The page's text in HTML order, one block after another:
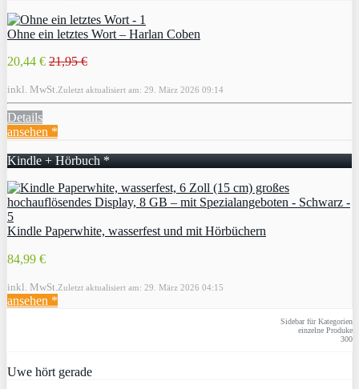
Ohne ein letztes Wort – Harlan Coben
20,44 € 21,95 €
inkl. MwSt. Zuletzt aktualisiert am: 29. März 2026 09:14
Details
ansehen *
Kindle + Hörbuch *
Kindle Paperwhite, wasserfest und mit Hörbüchern
84,99 €
inkl. MwSt. Zuletzt aktualisiert am: 29. März 2026 04:15
ansehen *
Sidebar für Kategorien
einzelne Produke
300
Uwe hört gerade